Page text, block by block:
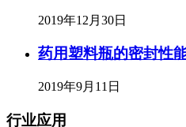
2019年12月30日
药用塑料瓶的密封性
2019年9月11日
行业应用